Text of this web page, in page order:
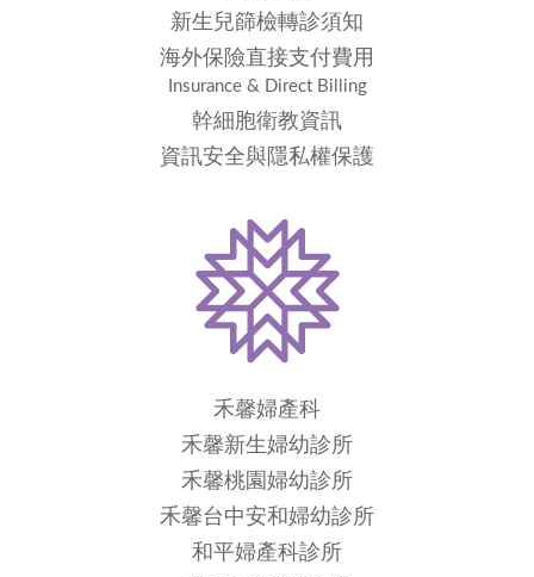
新生兒篩檢轉診須知
海外保險直接支付費用
Insurance & Direct Billing
幹細胞衛教資訊
資訊安全與隱私權保護
禾馨婦產科
禾馨新生婦幼診所
禾馨桃園婦幼診所
禾馨台中安和婦幼診所
和平婦產科診所